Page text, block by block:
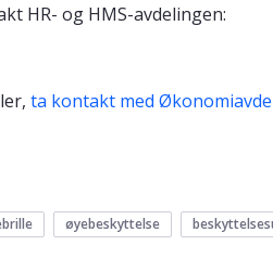
HR- og HMS-avdelingen:
ta kontakt med
øyebeskyttelse